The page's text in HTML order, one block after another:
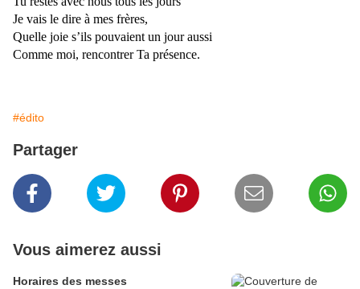
Je vais le dire à mes frères,
Quelle joie s’ils pouvaient un jour aussi
Comme moi, rencontrer Ta présence.
#édito
Partager
Vous aimerez aussi
Horaires des messes